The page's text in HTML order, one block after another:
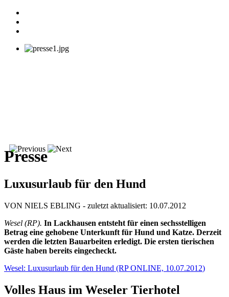
Presse
Luxusurlaub für den Hund
VON NIELS EBLING - zuletzt aktualisiert: 10.07.2012
Wesel (RP). In Lackhausen entsteht für einen sechsstelligen
Betrag eine gehobene Unterkunft für Hund und Katze. Derzeit
werden die letzten Bauarbeiten erledigt. Die ersten tierischen
Gäste haben bereits eingecheckt.
Wesel: Luxusurlaub für den Hund (RP ONLINE, 10.07.2012)
Volles Haus im Weseler Tierhotel